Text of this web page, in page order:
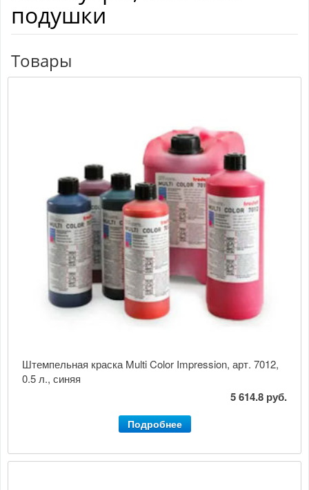
подушки
Товары
Штемпельная краска Multi Color Impression, арт. 7012,
0.5 л., синяя
5 614.8 руб.
Подробнее